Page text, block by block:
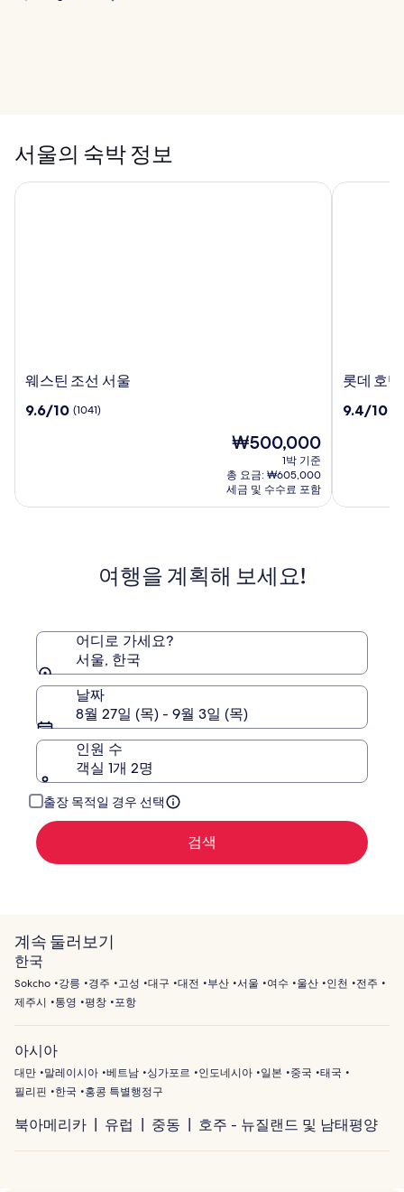
서울의 숙박 정보
웨
틴
웨스틴 조선 서울
10
점,
9.6/10 (1041)
현
요
금
₩500,000
₩500,000
1박 기준
총 요금: ₩605,000
세금 및 수수료 포함
웨스틴 조선 서울
롯
호
롯데 호
10
점,
9.4/10
롯데 호텔
여행을 계획해 보세요!
어디로 가세요?
서울, 한국
날짜
8월 27일 (목) - 9월 3일 (목)
인원 수
객실 1개 2명
출장 목적일 경우 선택
검색
계속 둘러보기
한국
Sokcho 강릉 경주 고성 대구 대전 부산 서울 여수 울산 인천
전주
제주시
통영 평창 포항
아시아
대만 말레이시아 베트남 싱가포르 인도네시아 일본 중국
태국
필리핀
한국 홍콩 특별행정구
북아메리카 유럽 중동 호주 - 뉴질랜드 및 남태평양